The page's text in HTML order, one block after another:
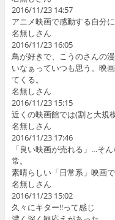
2016/11/23 14:57
アニメ映画で感動する自分に
名無しさん
2016/11/23 16:05
鳥が好きで、こうのさんの
いなぁっていつも思う。映
てくる。
名無しさん
2016/11/23 15:15
近くの映画館では(割と大規
名無しさん
2016/11/23 17:46
「良い映画が売れる」…そ
常。
素晴らしい「日常系」映画
名無しさん
2016/11/23 15:02
久々にキター!!って感じ